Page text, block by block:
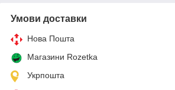
Умови доставки
Нова Пошта
Магазини Rozetka
Укрпошта